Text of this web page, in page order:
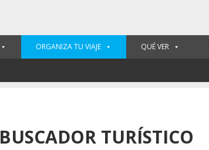
ORGANIZA TU VIAJE QUÉ VER
BUSCADOR TURÍSTICO